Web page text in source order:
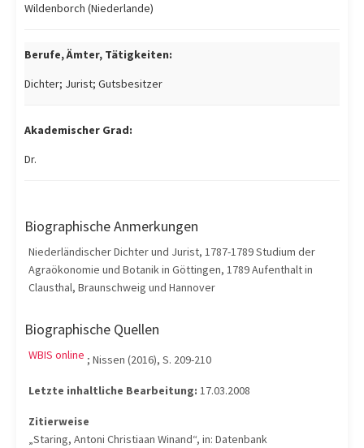
Wildenborch (Niederlande)
Berufe, Ämter, Tätigkeiten:
Dichter; Jurist; Gutsbesitzer
Akademischer Grad:
Dr.
Biographische Anmerkungen
Niederländischer Dichter und Jurist, 1787-1789 Studium der
Agraökonomie und Botanik in Göttingen, 1789 Aufenthalt in
Clausthal, Braunschweig und Hannover
Biographische Quellen
WBIS online ; Nissen (2016), S. 209-210
Letzte inhaltliche Bearbeitung: 17.03.2008
Zitierweise
„Staring, Antoni Christiaan Winand“, in: Datenbank